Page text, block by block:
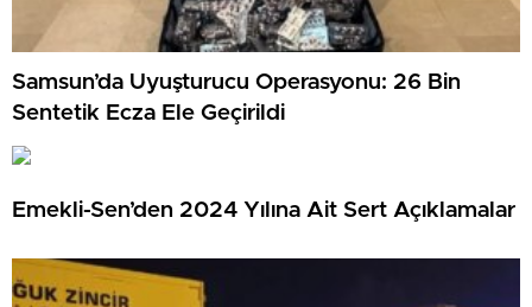
Samsun’da Uyuşturucu Operasyonu: 26 Bin
Sentetik Ecza Ele Geçirildi
Emekli-Sen’den 2024 Yılına Ait Sert Açıklamalar